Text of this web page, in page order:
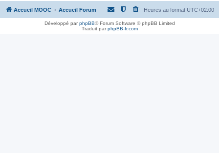
Accueil MOOC Accueil Forum Heures au format UTC+02:00
Développé parphpBB® Forum Software © phpBB Limited
Traduit parphpBB-fr.com